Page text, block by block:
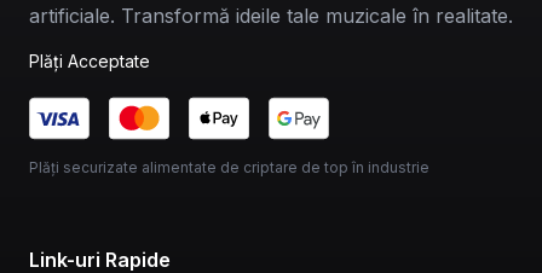
artificiale. Transformă ideile tale muzicale în realitate.
Plăți Acceptate
Plăți securizate alimentate de criptare de top în industrie
Link-uri Rapide